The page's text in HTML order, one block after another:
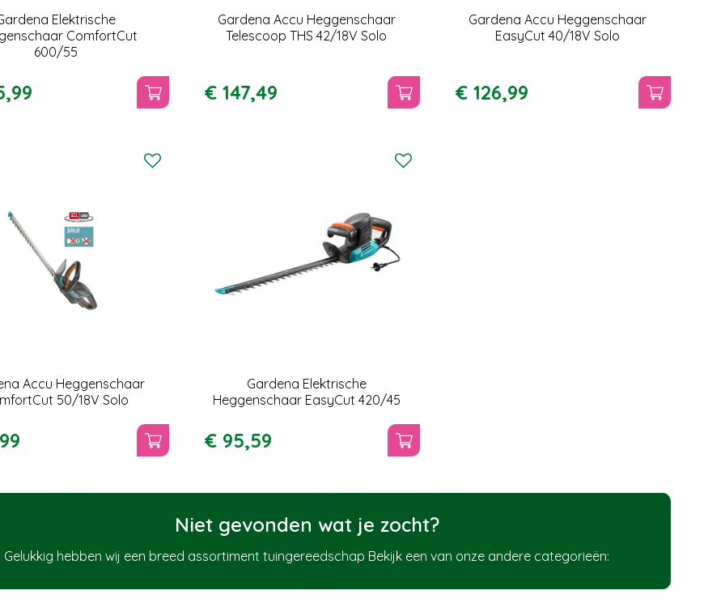
Elektrische
ComfortCut
600/55
,99
Gardena Accu Heggenschaar
Telescoop THS 42/18V Solo
€ 147,49
Gardena Accu Heggenschaar
EasyCut 40/18V Solo
€ 126,99
Accu Heggenschaar
50/18V Solo
99
Gardena Elektrische
Heggenschaar EasyCut 420/45
€ 95,59
Niet gevonden wat je zocht?
Gelukkig hebben wij een breed assortiment tuingereedschap Bekijk een van onze andere categorieën: